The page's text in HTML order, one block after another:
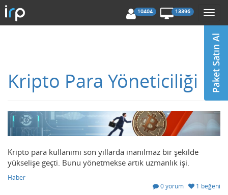
10404 13396
Kripto Para Yöneticiliği
Kripto para kullanımı son yıllarda inanılmaz bir şekilde
yükselişe geçti. Bunu yönetmekse artık uzmanlık işi.
Haber
0 yorum
1 beğeni